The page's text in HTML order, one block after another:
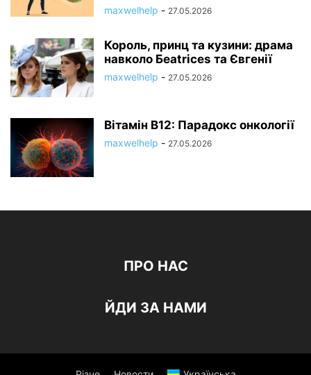
maxwelhelp - 27.05.2026
Король, принц та кузини: драма
навколо Бeatrices та Євгенії
maxwelhelp - 27.05.2026
Вітамін B12: Парадокс онкології
maxwelhelp - 27.05.2026
ПРО НАС
ЙДИ ЗА НАМИ